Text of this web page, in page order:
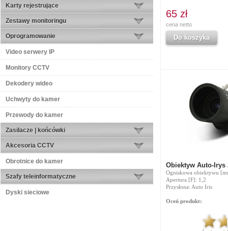
Karty rejestrujące
Zestawy monitoringu
Oprogramowanie
Video serwery IP
Monitory CCTV
Dekodery wideo
Uchwyty do kamer
Przewody do kamer
Zasilacze | końcówki
Akcesoria CCTV
Obrotnice do kamer
Szafy teleinformatyczne
Dyski sieciowe
65 zł
cena netto
Do koszyka
Obiektyw Auto-Irys
Ogniskowa obiektywu
Apertura [F]: 1,2
Przysłona: Auto Iris
Oceń produkt: